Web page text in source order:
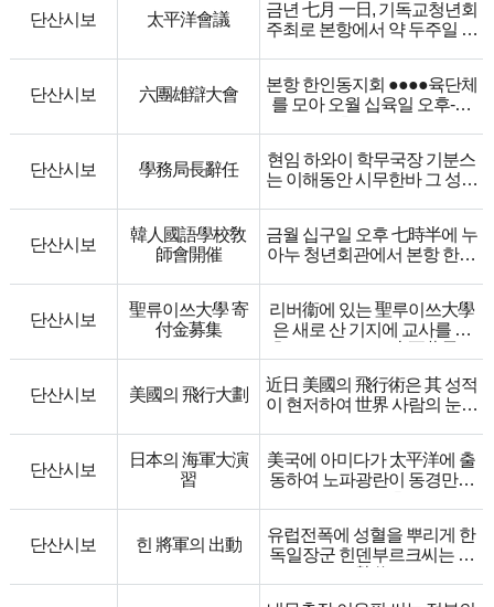
에 十九人이라는데 한인학생
연맹회 주최로 六月五日午후
六時에 본항 중국인 호놀루루
잠수이 하우스에서 그들을 위
하여 성대한 초대회를 열 터인
데 남녀동포가 다수히히 내참
하기를 바라며 회비는 일원이
라더라.
단산시보 太平洋會議
금년 七月 一日, 기독교청년회
주최로 본항에서 약 두주일 동
국, 호주, 캐나다, 중국, 한국,
일본, 필리핀 등이요, 토의문
제는 정치, 교육, 종교, 경제, 상
업 등 여러 문제라 하며 우리
한인편 대표는 본국에서 이상
재, 윤치호, 신홍후 등 三人과
그외 二人이 출석한다하며 중
국에서 독립운동을 진행하던
박용만 씨도 내참한다하며 특
별히 미주에서 서재필 박사를
청하여 온다는데 씨의 여비 중
一千 원을 하와이 한인들이 판
출한다더라.
기자 왈 본회의의 성질은 태평
목을 목적함인데 日米문제는
이민법 改定으로나 풀려니와
까지는 풀기 어렵다.
단산시보 六團雄辯大會
본항 한인동지회 ●●●●육단체
를 모아 오월 십육일 오후-칠
제회 ●●청년●의 지방교민단
●● 의원변사들이 ●●●로 열변
을 ●한바 심판원 김영●, 윤치
영 양씨의 ●●하에 변사 三人
이 현상에 당선 되었더라.
일등 오원 최백렬
이등 삼원 박도라
삼등 일원 박영신
단산시보 學務局長辭任
현임 하와이 학무국장 기분스
는 이해동안 시무한바 그 성적
하와이 입법부와의 다소간 의
견충돌도 있었거니와 씨는 캘
리포니아 옥랜드 공립학교 부
감독으로 전임하기로 결심하
고 수일 전에 정식 사임서를
파링톤 총독에게 제출하였는
데 해임일은 七月二十九日이
라더라.
단산시보
韓人國語學校敎
師會開催
금월 십구일 오후 七時半에 누
아누 청년회관에서 본항 한인
사가 학교방침에 대하여 의견
을 제출하였는데 종래의 한인
어학교는 연한과 과정이
●●●●하니 연한은 육년으로
정하여 예비과 이년과 초등과
사년을 필한 후 졸업장은 학무
국에서 주게 하고 과정은 연전
에 학무국 지휘로 편찬된 교과
서 삼권을 방금 교민단 인쇄부
에서 출판중이요 부족되는 교
과서는 종래에 쓰는 교과서 중
가장 적합한 것을 택하여 학무
국에 보고하라 하고 상의하였
다더라.
단산시보
聖류이쓰大學 寄
付金募集
리버衞에 있는 聖루이쓰大學
은 새로 산 기지에 교사를 신
모집인을 각 섬에 파송하여 수
금에 착수한 바 그 성적이 매
우 양호하다더라.
단산시보 美國의 飛行大劃
近日 美國의 飛行術은 其 성적
이 현저하여 世界 사람의 눈을
금년 여름에 장거리 비행을 시
하여 中國에 도달키로 大계획
을 한다더라.
단산시보
日本의 海軍大演
習
美국에 아미다가 太平洋에 출
동하여 노파광란이 동경만을
아마다를 아니 지을 수 없으므
로 금년 하기에 연례에 경비보
다 二배를 더하여 해군 대연습
을 중국방면으로 마닐라까지
단산시보 힌 將軍의 出動
유럽전폭에 성혈을 뿌리게 한
독일장군 힌덴부르크씨는 그